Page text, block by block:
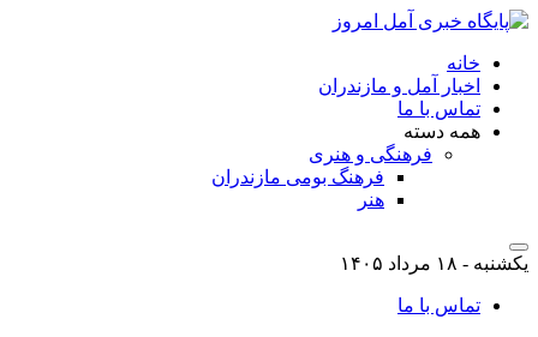
خانه
اخبار آمل و مازندران
تماس با ما
همه دسته
فرهنگی و هنری
فرهنگ بومی مازندران
هنر
یکشنبه - ۱۸ مرداد ۱۴۰۵
تماس با ما